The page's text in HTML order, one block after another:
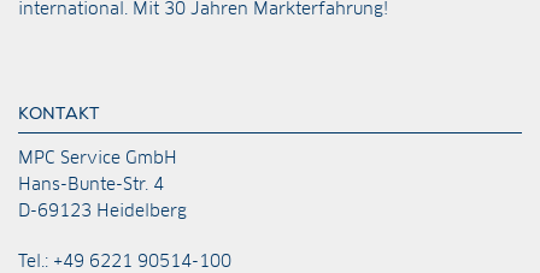
international. Mit 30 Jahren Markterfahrung!
KONTAKT
MPC Service GmbH
Hans-Bunte-Str. 4
D-69123 Heidelberg
Tel.: +49 6221 90514-100